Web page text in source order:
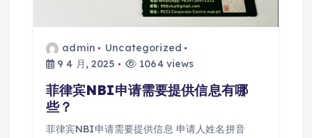
admin
Uncategorized
9 4 月, 2025
1064 views
菲律宾NBI申请需要提供信息有哪
些？
菲律宾NBI申请需要提供信息 申请人姓名拼音